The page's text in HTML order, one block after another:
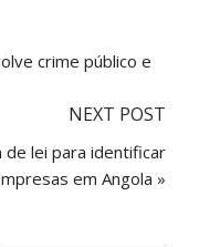
crime público e
NEXT POST
lei para identificar
em Angola »